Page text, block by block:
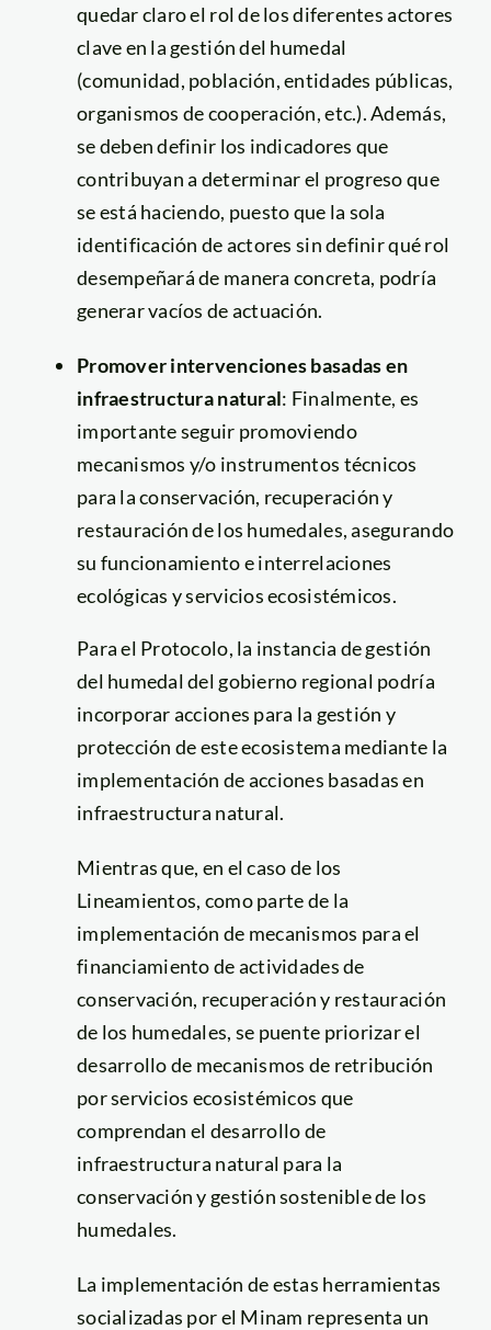
quedar claro el rol de los diferentes actores
clave en la gestión del humedal
(comunidad, población, entidades públicas,
organismos de cooperación, etc.). Además,
se deben definir los indicadores que
contribuyan a determinar el progreso que
se está haciendo, puesto que la sola
identificación de actores sin definir qué rol
desempeñará de manera concreta, podría
generar vacíos de actuación.
Promover intervenciones basadas en
infraestructura natural: Finalmente, es
importante seguir promoviendo
mecanismos y/o instrumentos técnicos
para la conservación, recuperación y
restauración de los humedales, asegurando
su funcionamiento e interrelaciones
ecológicas y servicios ecosistémicos.
Para el Protocolo, la instancia de gestión
del humedal del gobierno regional podría
incorporar acciones para la gestión y
protección de este ecosistema mediante la
implementación de acciones basadas en
infraestructura natural.
Mientras que, en el caso de los
Lineamientos, como parte de la
implementación de mecanismos para el
financiamiento de actividades de
conservación, recuperación y restauración
de los humedales, se puente priorizar el
desarrollo de mecanismos de retribución
por servicios ecosistémicos que
comprendan el desarrollo de
infraestructura natural para la
conservación y gestión sostenible de los
humedales.
La implementación de estas herramientas
socializadas por el Minam representa un